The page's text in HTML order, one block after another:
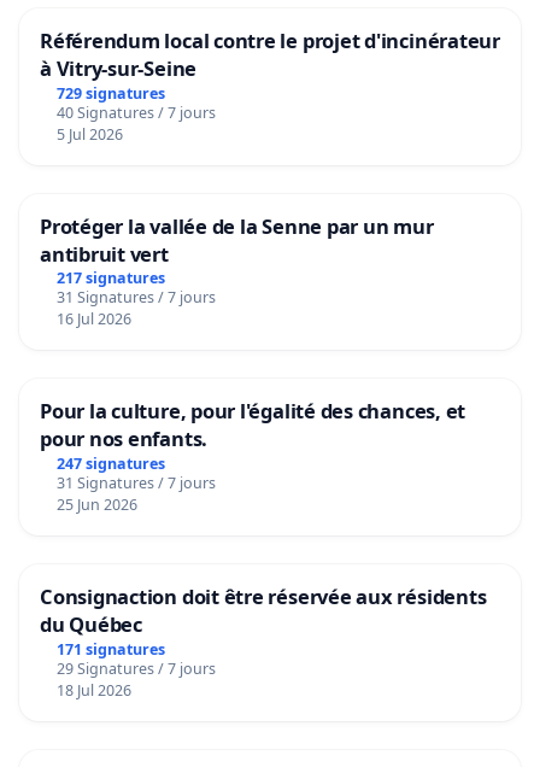
Référendum local contre le projet d'incinérateur
à Vitry-sur-Seine
729 signatures
40 Signatures / 7 jours
5 Jul 2026
Protéger la vallée de la Senne par un mur
antibruit vert
217 signatures
31 Signatures / 7 jours
16 Jul 2026
Pour la culture, pour l'égalité des chances, et
pour nos enfants.
247 signatures
31 Signatures / 7 jours
25 Jun 2026
Consignaction doit être réservée aux résidents
du Québec
171 signatures
29 Signatures / 7 jours
18 Jul 2026